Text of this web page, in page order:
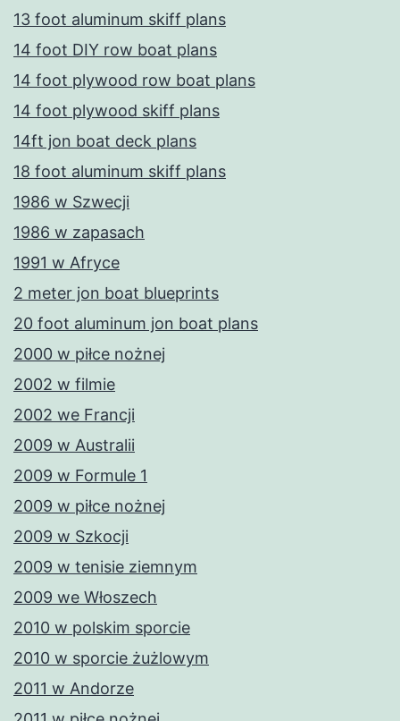
13 foot aluminum skiff plans
14 foot DIY row boat plans
14 foot plywood row boat plans
14 foot plywood skiff plans
14ft jon boat deck plans
18 foot aluminum skiff plans
1986 w Szwecji
1986 w zapasach
1991 w Afryce
2 meter jon boat blueprints
20 foot aluminum jon boat plans
2000 w piłce nożnej
2002 w filmie
2002 we Francji
2009 w Australii
2009 w Formule 1
2009 w piłce nożnej
2009 w Szkocji
2009 w tenisie ziemnym
2009 we Włoszech
2010 w polskim sporcie
2010 w sporcie żużlowym
2011 w Andorze